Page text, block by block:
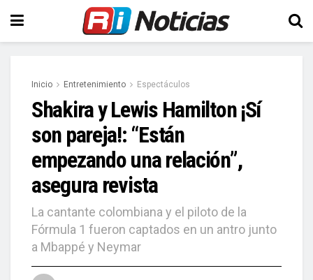
Inicio Entretenimiento Espectáculos
Shakira y Lewis Hamilton ¡Sí
son pareja!: “Están
empezando una relación”,
asegura revista
La cantante colombiana y el piloto de la
Fórmula 1 fueron captados en un antro junto
a Mbappé y Neymar